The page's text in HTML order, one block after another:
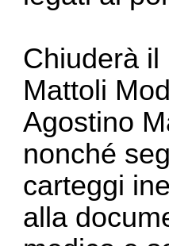
Chiuderà
Mattoli
Agostino
nonché
carteggi
alla